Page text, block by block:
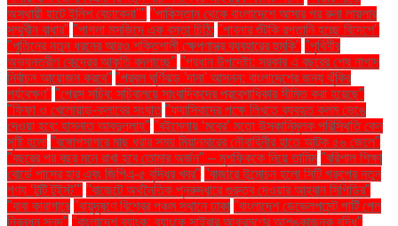
অস্থায়ী হাটে ইলিশ বেচাকেনা"'' "পাকিস্তান থেকে বাংলাদেশে আসার পর রুনা লায়লার
সম্মুখীন বাধার" "পাগলা মসজিদে এক বস্তা চিঠি: "পাবনার শুঁটকি রপ্তানি হচ্ছে বিদেশে"
"পুতিনের নতুন ধরনের আরও শক্তিশালী ক্ষেপণাস্ত্র ব্যবহারের হুমকি" "পৃথিবীর
অভ্যন্তরীণ কেন্দ্রের আকৃতি বদলাচ্ছে" "প্রধান উপদেষ্টা: সরকার এ বছরের শেষ নাগাদ
নির্বাচন আয়োজন করবে" "প্রবল ঘূর্ণিঝড় 'দানা' আসন্ন: বাংলাদেশের জন্য ঝুঁকির
পর্যবেক্ষণ" "প্রেস সচিব: সচিবালয়ে সাংবাদিকদের প্রবেশাধিকার সীমিত করা হয়েছে"
"ফিফা ও খেলোয়াড়-ক্লাবের সংঘাত "ফ্যাসিবাদের পক্ষে লিখতে ব্যবহৃত কলম ভেঙে
দেওয়া হবে: হাসনাত আবদুল্লাহ" "বইমেলায় ‘মবের’ মতো উসকানিমূলক পরিস্থিতি কেন
সৃষ্টি হলো "বঙ্গোপসাগরে মাছ ধরার সময় মিয়ানমারের নৌবাহিনীর হাতে আটক ৫৬ জেলে"
"বছরের পর বছর মনে রাখা হবে তোমার অর্জন" – মুশফিককে নিয়ে তামিম "বরিশাল শিক্ষা
বোর্ডে পাসের হার এবং জিপিএ-৫ বৃদ্ধির খবর" "বাজারে উন্মোচন হলো সিটি গ্রুপের নতুন
পণ্য ‘টুটি টুইস্ট’" "বাজেটে অর্থনৈতিক পুনরুদ্ধারে গুরুত্ব দেওয়ার আহ্বান সিপিডির"
"বাবা কারাগারে "বায়ুদূষণে বিশ্বের পঞ্চম স্থানে ঢাকা "বাংলাদেশ ডেভেলপমেন্ট পার্টি পেল
নিবন্ধন সনদ" "বাংলাদেশ ব্যাংক: ব্যাংকে সাইবার আক্রমণের আশঙ্কাজনক বৃদ্ধি"